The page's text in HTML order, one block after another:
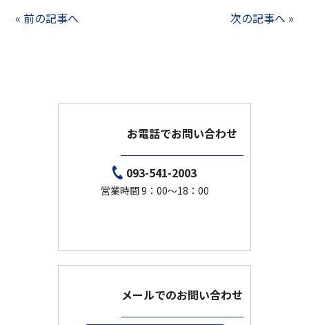
« 前の記事へ 次の記事へ »
お電話でお問い合わせ
093-541-2003
営業時間 9：00～18：00
メールでのお問い合わせ